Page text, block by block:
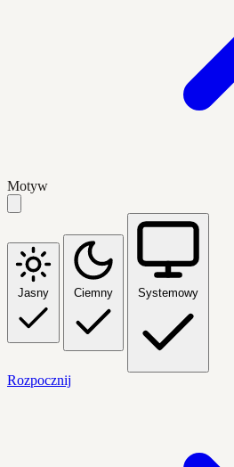
Motyw
Jasny Ciemny Systemowy
Rozpocznij